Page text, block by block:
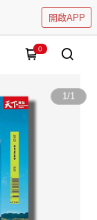
開啟APP
0
1/1